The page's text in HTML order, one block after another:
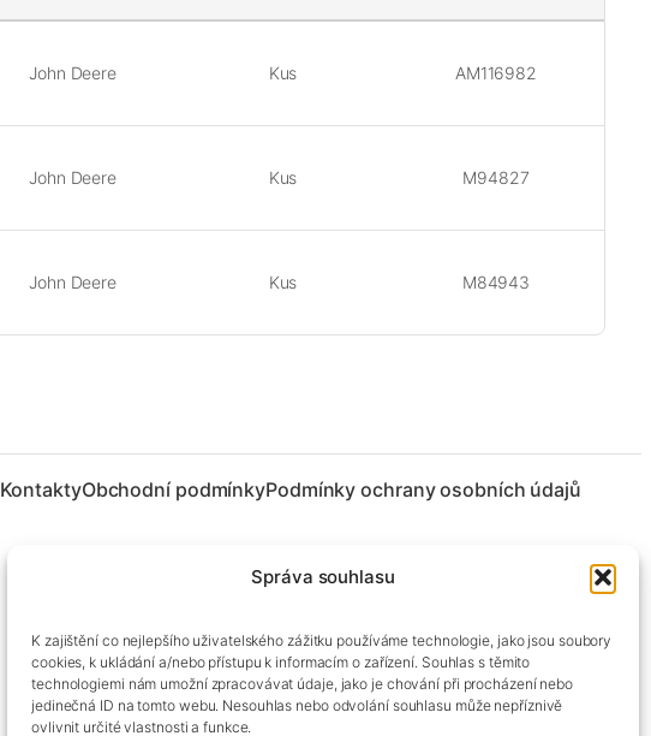
Správa souhlasu
K zajištění co nejlepšího uživatelského zážitku používáme technologie, jako jsou soubory
cookies, k ukládání a/nebo přístupu k informacím o zařízení. Souhlas s těmito
technologiemi nám umožní zpracovávat údaje, jako je chování při procházení nebo
jedinečná ID na tomto webu. Nesouhlas nebo odvolání souhlasu může nepříznivě
ovlivnit určité vlastnosti a funkce.
John Deere Kus AM116982
John Deere Kus M94827
John Deere Kus M84943
KontaktyObchodní podmínkyPodmínky ochrany osobních údajů